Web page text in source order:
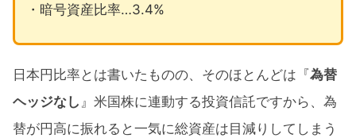
・暗号資産比率…3.4%
日本円比率とは書いたものの、そのほとんどは『為替
ヘッジなし 』米国株に連動する投資信託ですから、為
替が円高に振れると一気に総資産は目減りしてしまう